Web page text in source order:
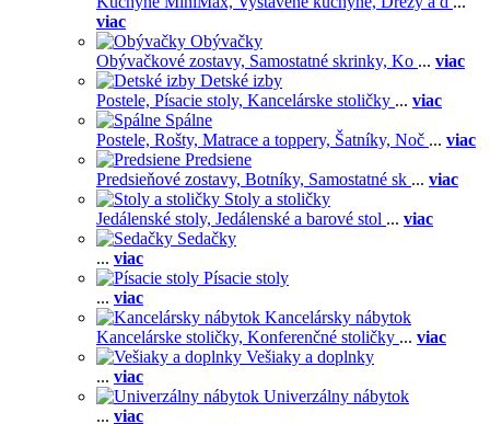
viac
Obývačky
Obývačkové zostavy, Samostatné skrinky, Ko ... viac
Detské izby
Postele, Písacie stoly, Kancelárske stoličky ... viac
Spálne
Postele, Rošty, Matrace a toppery, Šatníky, Noč ... viac
Predsiene
Predsieňové zostavy, Botníky, Samostatné sk ... viac
Stoly a stoličky
Jedálenské stoly, Jedálenské a barové stol ... viac
Sedačky
... viac
Písacie stoly
... viac
Kancelársky nábytok
Kancelárske stoličky, Konferenčné stoličky ... viac
Vešiaky a doplnky
... viac
Univerzálny nábytok
... viac